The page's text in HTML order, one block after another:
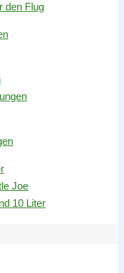
den Flug
Joe
10 Liter